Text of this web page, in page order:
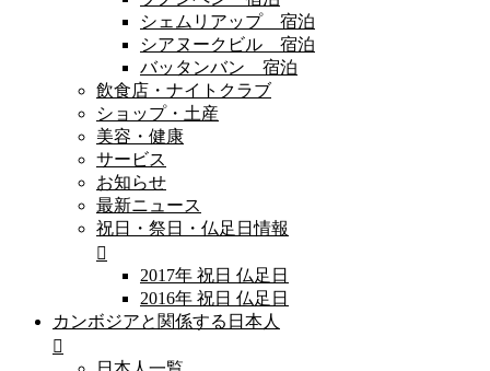
シェムリアップ 宿泊
シアヌークビル 宿泊
バッタンバン 宿泊
飲食店・ナイトクラブ
ショップ・土産
美容・健康
サービス
お知らせ
最新ニュース
祝日・祭日・仏足日情報
2017年 祝日 仏足日
2016年 祝日 仏足日
カンボジアと関係する日本人